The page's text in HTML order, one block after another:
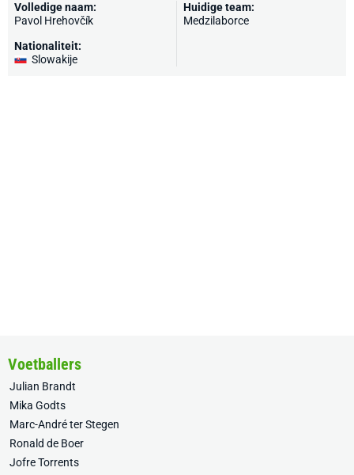
Volledige naam:
Pavol Hrehovčík
Nationaliteit:
Slowakije
Huidige team:
Medzilaborce
Voetballers
Julian Brandt
Mika Godts
Marc-André ter Stegen
Ronald de Boer
Jofre Torrents